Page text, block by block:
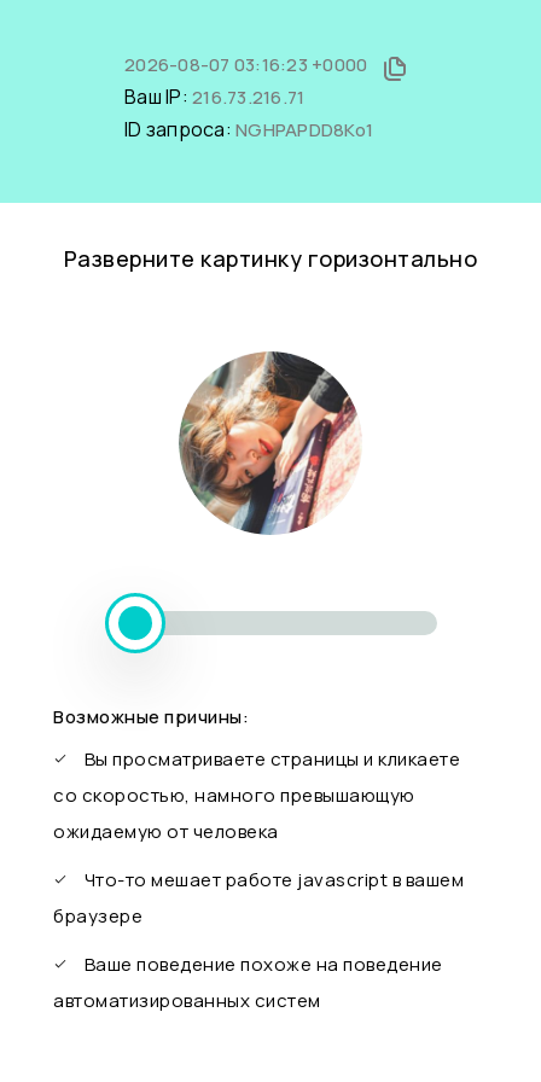
2026-08-07 03:16:23 +0000
Ваш IP: 216.73.216.71
ID запроса: NGHPAPDD8Ko1
Разверните картинку горизонтально
Возможные причины:
Вы просматриваете страницы и кликаете
со скоростью, намного превышающую
ожидаемую от человека
Что-то мешает работе javascript в вашем
браузере
Ваше поведение похоже на поведение
автоматизированных систем